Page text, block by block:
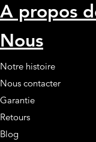
A propos
Nous
Notre histoire
Nous contacter
Garantie
Retours
Blog